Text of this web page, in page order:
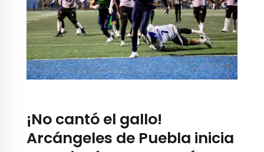
¡No cantó el gallo!
Arcángeles de Puebla inicia